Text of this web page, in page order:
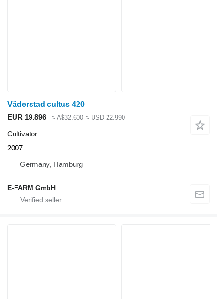
Väderstad cultus 420
EUR 19,896
≈ A$32,600 ≈ USD 22,990
Cultivator
2007
Germany, Hamburg
E-FARM GmbH